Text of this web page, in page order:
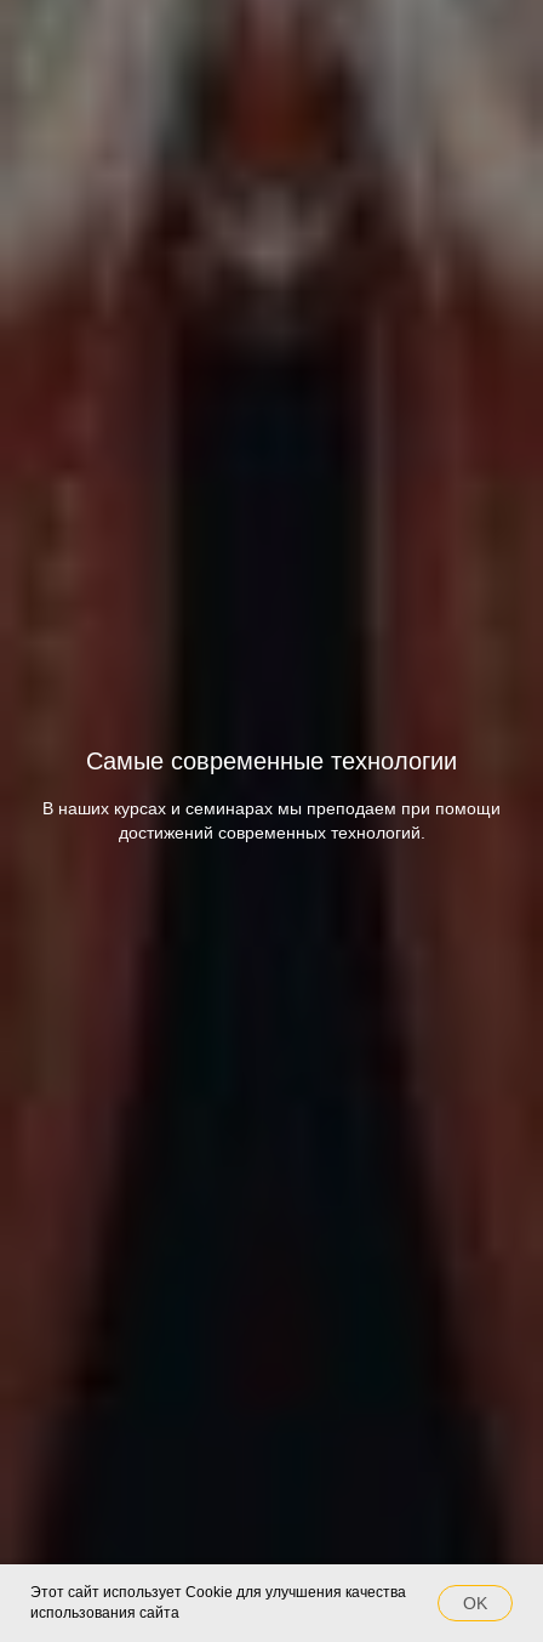
Самые современные технологии
В наших курсах и семинарах мы преподаем при помощи
достижений современных технологий.
Этот сайт использует Cookie для улучшения качества
использования сайта
OK